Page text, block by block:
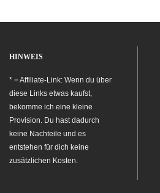
HINWEIS
* = Affiliate-Link: Wenn du über
diese Links etwas kaufst,
bekomme ich eine kleine
Provision. Du hast dadurch
keine Nachteile und es
entstehen für dich keine
zusätzlichen Kosten.